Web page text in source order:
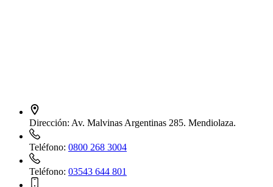
Dirección: Av. Malvinas Argentinas 285. Mendiolaza.
Teléfono: 0800 268 3004
Teléfono: 03543 644 801